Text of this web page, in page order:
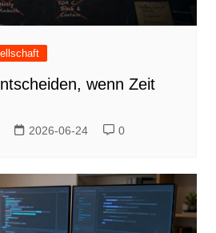
wenn Zeit
2026-06-24 0